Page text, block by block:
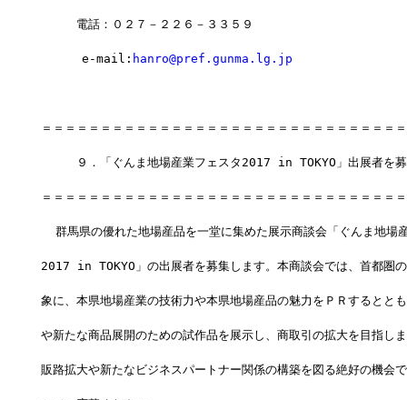
電話：０２７－２２６－３３５９
   　 e-mail:
hanro@pref.gunma.lg.jp
＝＝＝＝＝＝＝＝＝＝＝＝＝＝＝＝＝＝＝＝＝＝＝＝＝＝＝＝＝＝
９．「ぐんま地場産業フェスタ2017 in TOKYO」出展者を募
＝＝＝＝＝＝＝＝＝＝＝＝＝＝＝＝＝＝＝＝＝＝＝＝＝＝＝＝＝＝
群馬県の優れた地場産品を一堂に集めた展示商談会「ぐんま地場
2017 in TOKYO」の出展者を募集します。本商談会では、首都圏
象に、本県地場産業の技術力や本県地場産品の魅力をＰＲするとと
や新たな商品展開のための試作品を展示し、商取引の拡大を目指し
販路拡大や新たなビジネスパートナー関係の構築を図る絶好の機会